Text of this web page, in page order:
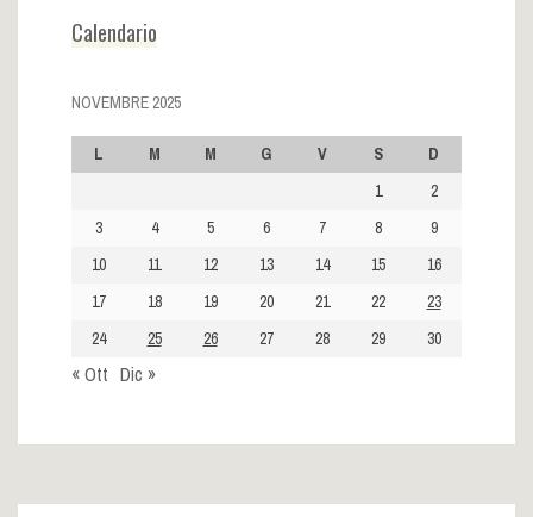
Calendario
NOVEMBRE 2025
L M M G V S
D
1
2
3
4 5 6 7 8
9
10
11 12 13 14 15
16
17
18 19 20 21 22
23
24
25 26 27 28 29 30
« Ott Dic »